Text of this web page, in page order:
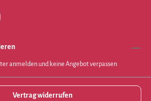
anmelden und keine Angebot verpassen
Vertrag widerrufen